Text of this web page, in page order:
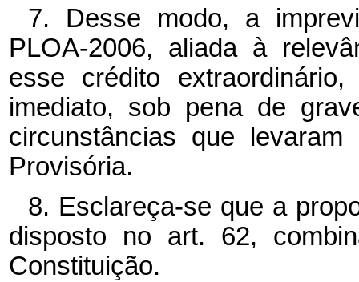
7. Desse modo, a
PLOA-2006, aliada à
esse crédito
imediato, sob pena de
circunstâncias que
Provisória.
8. Esclareça-se que a
disposto no art. 62,
Constituição.